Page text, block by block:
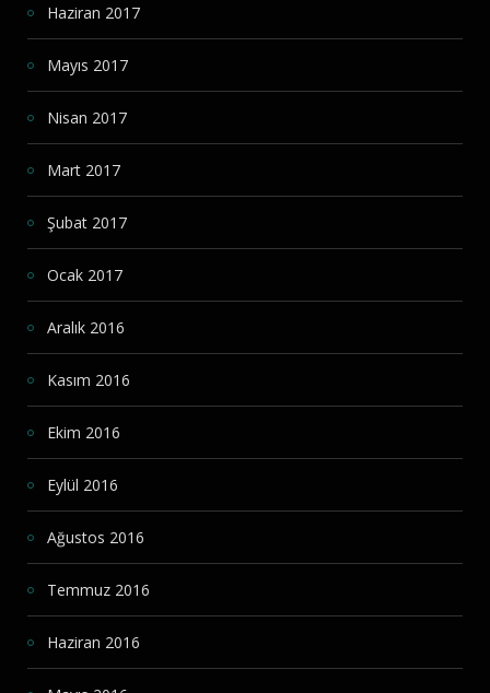
Haziran 2017
Mayıs 2017
Nisan 2017
Mart 2017
Şubat 2017
Ocak 2017
Aralık 2016
Kasım 2016
Ekim 2016
Eylül 2016
Ağustos 2016
Temmuz 2016
Haziran 2016